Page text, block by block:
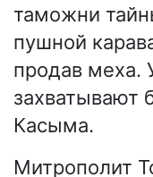
таможни
пушной
продав меха.
захватывают
Касыма.
Митрополит